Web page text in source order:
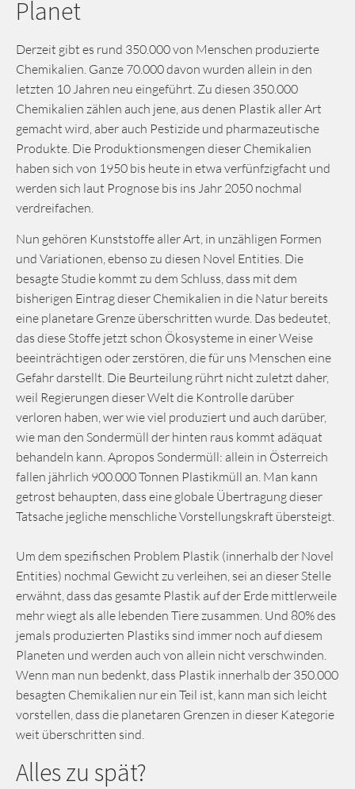
Planet
Derzeit gibt es rund 350.000 von Menschen produzierte
Chemikalien. Ganze 70.000 davon wurden allein in den
letzten 10 Jahren neu eingeführt. Zu diesen 350.000
Chemikalien zählen auch jene, aus denen Plastik aller Art
gemacht wird, aber auch Pestizide und pharmazeutische
Produkte. Die Produktionsmengen dieser Chemikalien
haben sich von 1950 bis heute in etwa verfünfzigfacht und
werden sich laut Prognose bis ins Jahr 2050 nochmal
verdreifachen.
Nun gehören Kunststoffe aller Art, in unzähligen Formen
und Variationen, ebenso zu diesen Novel Entities. Die
besagte Studie kommt zu dem Schluss, dass mit dem
bisherigen Eintrag dieser Chemikalien in die Natur bereits
eine planetare Grenze überschritten wurde. Das bedeutet,
das diese Stoffe jetzt schon Ökosysteme in einer Weise
beeinträchtigen oder zerstören, die für uns Menschen eine
Gefahr darstellt. Die Beurteilung rührt nicht zuletzt daher,
weil Regierungen dieser Welt die Kontrolle darüber
verloren haben, wer wie viel produziert und auch darüber,
wie man den Sondermüll der hinten raus kommt adäquat
behandeln kann. Apropos Sondermüll: allein in Österreich
fallen jährlich 900.000 Tonnen Plastikmüll an. Man kann
getrost behaupten, dass eine globale Übertragung dieser
Tatsache jegliche menschliche Vorstellungskraft übersteigt.
Um dem spezifischen Problem Plastik (innerhalb der Novel
Entities) nochmal Gewicht zu verleihen, sei an dieser Stelle
erwähnt, dass das gesamte Plastik auf der Erde mittlerweile
mehr wiegt als alle lebenden Tiere zusammen. Und 80% des
jemals produzierten Plastiks sind immer noch auf diesem
Planeten und werden auch von allein nicht verschwinden.
Wenn man nun bedenkt, dass Plastik innerhalb der 350.000
besagten Chemikalien nur ein Teil ist, kann man sich leicht
vorstellen, dass die planetaren Grenzen in dieser Kategorie
weit überschritten sind.
Alles zu spät?